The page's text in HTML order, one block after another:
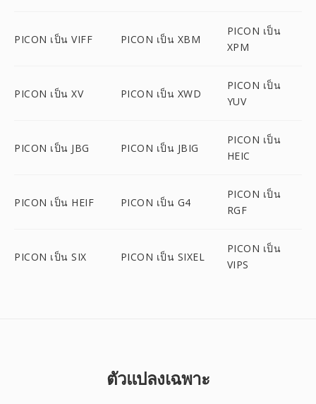
PICON เป็น VIFF PICON เป็น XBM
PICON เป็น
XPM
PICON เป็น XV PICON เป็น XWD
PICON เป็น
YUV
PICON เป็น JBG PICON เป็น JBIG
PICON เป็น
HEIC
PICON เป็น HEIF PICON เป็น G4
PICON เป็น
RGF
PICON เป็น SIX PICON เป็น SIXEL
PICON เป็น
VIPS
ตัวแปลงเฉพาะ